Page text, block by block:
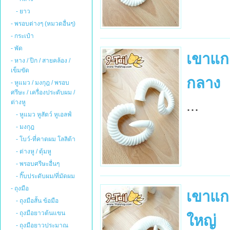
- ยาว
- พรอบต่างๆ (หมวดอื่นๆ)
- กระเป๋า
- พัด
- หาง / ปีก / สายคล้อง /
เข็มขัด
- หูแมว / มงกุฎ / พรอบ
ศรีษะ / เครื่องประดับผม /
ต่างหู
- หูแมว หูสัตว์ หูเอลฟ์
- มงกุฎ
- โบว์-ที่คาดผม โลลิต้า
- ต่างหู / ตุ้มหู
- พรอบศรีษะอื่นๆ
- กิ๊บประดับผม/ที่มัดผม
- ถุงมือ
- ถุงมือสั้น ข้อมือ
- ถุงมือยาวต้นแขน
- ถุงมือยาวประมาณ
เขาแ
กลาง
...
เขาแ
ใหญ่